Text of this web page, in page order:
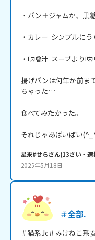
・パン＋ジャムか、黒
・カレー  シンプルに
・味噌汁  スープより味
揚げパンは何年か前ま
ちゃった…
食べてみたかった。
それじゃあばいばい
星來#せらさん(13さい・ 選
2025年5月18日
＃全部.
＃猫系Jc＃みけねこ系